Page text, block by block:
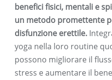
benefici fisici, mentali e
un metodo promettente
disfunzione erettile.
yoga nella loro routine
possono migliorare il
stress e aumentare il